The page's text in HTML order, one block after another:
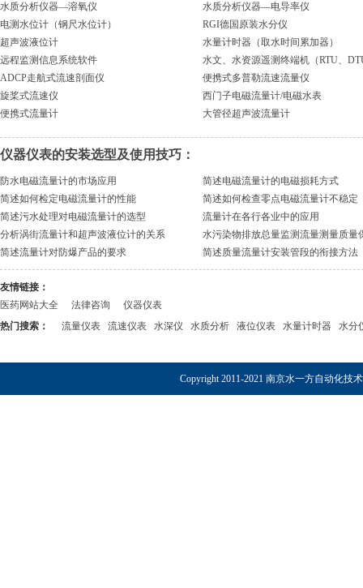
水质分析仪器—溶氧仪
水质分析仪器—电导率仪
电测水位计（钢尺水位计）
RGI德国原装水分仪
超声波液位计
水量计时器（取水时间累加器）
远程监测信息系统软件
水文、水资源遥测终端机（RTU、
ADCP走航式流速剖面仪
便携式多普勒流速流量仪
旋桨式流速仪
西门子电磁流量计/电磁水表
便携式流量计
大管径超声波流量计
仪器仪表的安装选型及使用技巧：
防水电磁流量计的市场应用
简述电磁流量计的电磁损耗方式
简述如何检定电磁流量计的性能
简述如何检查零点电磁流量计不稳定
简述污水处理对电磁流量计的选型
流量计在各行各业中的应用
分析涡街流量计和超声波液位计的关系
水污染物排放总量监测流量测量质量
简述流量计对防爆产品的要求
简述质量流量计安装管段的衔接方法
友情链接：
医药网站大全
法律咨询
仪器仪表
热门搜索：
流量仪表 流速仪表 水深仪 水质分析 液位仪表 水量计时器 水分
Copyright 2011-2021 南京水一方自动化技